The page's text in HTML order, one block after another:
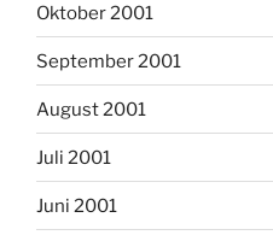
Oktober 2001
September 2001
August 2001
Juli 2001
Juni 2001